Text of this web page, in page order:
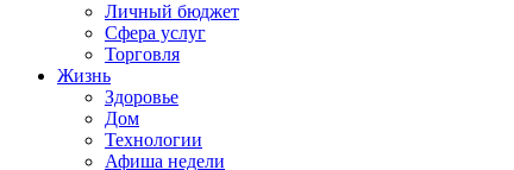
Личный бюджет
Сфера услуг
Торговля
Жизнь
Здоровье
Дом
Технологии
Афиша недели